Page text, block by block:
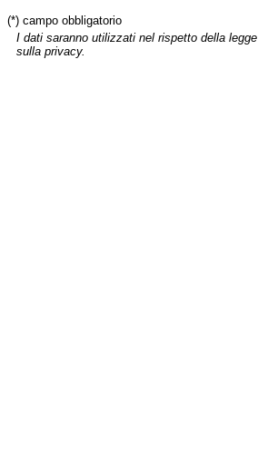
(*) campo obbligatorio
I dati saranno utilizzati nel rispetto della legge
sulla privacy.